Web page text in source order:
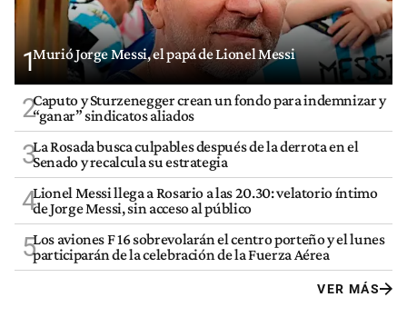
1Murió Jorge Messi, el papá de Lionel Messi
2Caputo y Sturzenegger crean un fondo para indemnizar y
“ganar” sindicatos aliados
3La Rosada busca culpables después de la derrota en el
Senado y recalcula su estrategia
4Lionel Messi llega a Rosario a las 20.30: velatorio íntimo
de Jorge Messi, sin acceso al público
5Los aviones F 16 sobrevolarán el centro porteño y el lunes
participarán de la celebración de la Fuerza Aérea
VER MÁS